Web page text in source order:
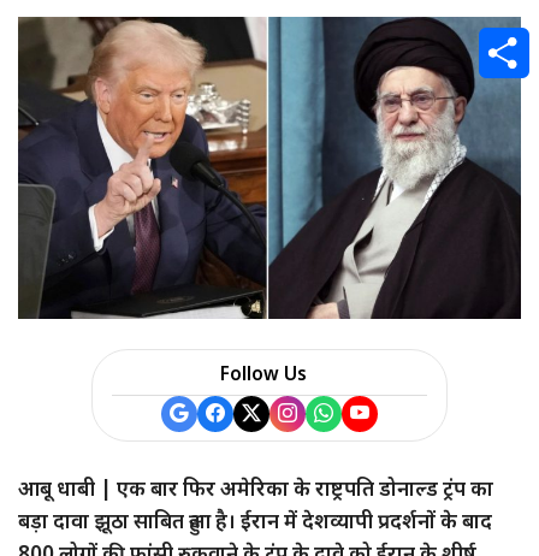
Follow Us
आबू धाबी | एक बार फिर अमेरिका के राष्ट्रपति डोनाल्ड ट्रंप का
बड़ा दावा झूठा साबित हुआ है। ईरान में देशव्यापी प्रदर्शनों के बाद
S
h